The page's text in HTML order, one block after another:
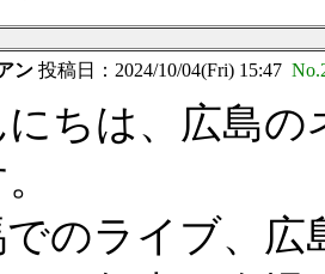
ン 投稿日：2024/10/04(Fri) 15:47
にちは、広島
のライブ、広